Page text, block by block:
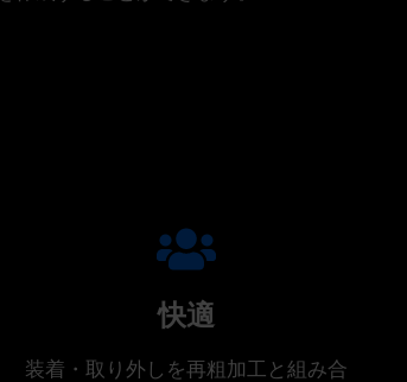
快適
装着・取り外しを再粗加工と組み合